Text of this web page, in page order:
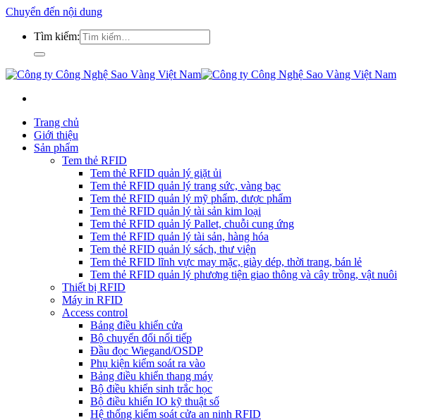
Chuyển đến nội dung
Tìm kiếm:
Trang chủ
Giới thiệu
Sản phẩm
Tem thẻ RFID
Tem thẻ RFID quản lý giặt ủi
Tem thẻ RFID quản lý trang sức, vàng bạc
Tem thẻ RFID quản lý mỹ phẩm, dược phẩm
Tem thẻ RFID quản lý tài sản kim loại
Tem thẻ RFID quản lý Pallet, chuỗi cung ứng
Tem thẻ RFID quản lý tài sản, hàng hóa
Tem thẻ RFID quản lý sách, thư viện
Tem thẻ RFID lĩnh vực may mặc, giày dép, thời trang, bán lẻ
Tem thẻ RFID quản lý phương tiện giao thông và cây trồng, vật nuôi
Thiết bị RFID
Máy in RFID
Access control
Bảng điều khiển cửa
Bộ chuyển đổi nối tiếp
Đầu đọc Wiegand/OSDP
Phụ kiện kiểm soát ra vào
Bảng điều khiển thang máy
Bộ điều khiển sinh trắc học
Bộ điều khiển IO kỹ thuật số
Hệ thống kiểm soát cửa an ninh RFID